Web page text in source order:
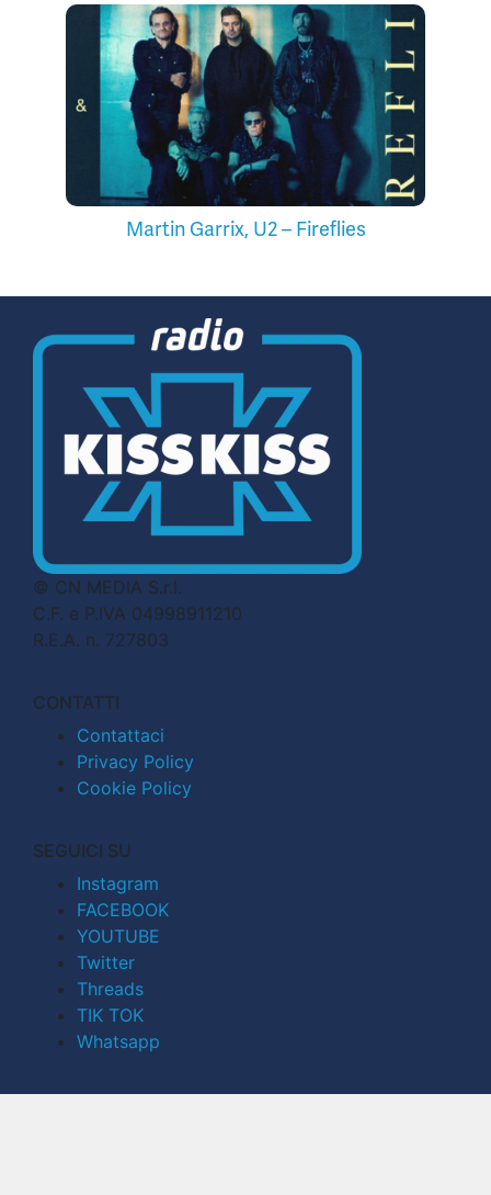
Martin Garrix, U2 – Fireflies
© CN MEDIA S.r.l.
C.F. e P.IVA 04998911210
R.E.A. n. 727803
CONTATTI
Contattaci
Privacy Policy
Cookie Policy
SEGUICI SU
Instagram
FACEBOOK
YOUTUBE
Twitter
Threads
TIK TOK
Whatsapp